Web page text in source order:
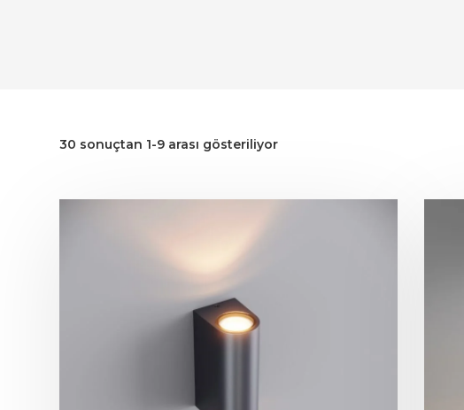
30 sonuçtan 1-9 arası gösteriliyor